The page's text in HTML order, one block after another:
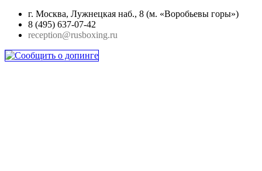
г. Москва, Лужнецкая наб., 8 (м. «Воробьевы горы»)
8 (495) 637-07-42
reception@rusboxing.ru